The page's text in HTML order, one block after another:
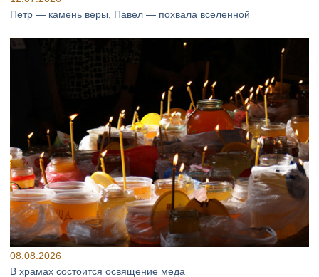
Петр — камень веры, Павел — похвала вселенной
08.08.2026
В храмах состоится освящение меда